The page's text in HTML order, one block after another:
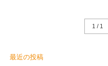
1 / 1
最近の投稿